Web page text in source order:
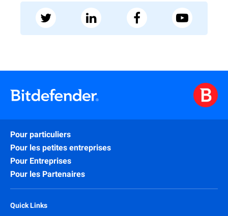
Pour particuliers
Pour les petites entreprises
Pour Entreprises
Pour les Partenaires
Quick Links